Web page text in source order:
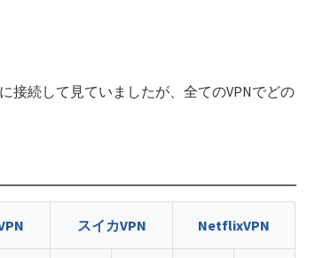
接続して見ていましたが、全てのVPNでどの
スイカVPN NetflixVPN